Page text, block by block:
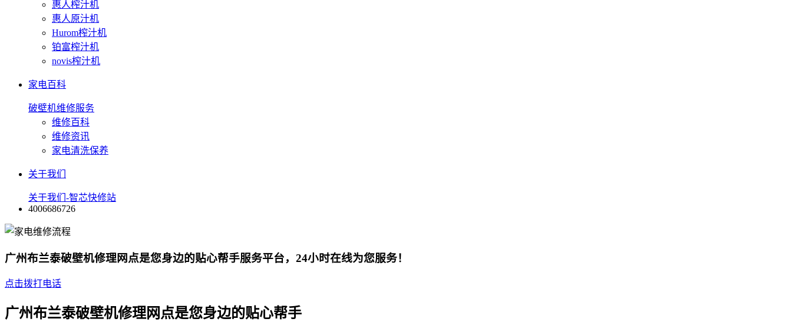
惠人榨汁机
惠人原汁机
Hurom榨汁机
铂富榨汁机
novis榨汁机
家电百科
破壁机维修服务
维修百科
维修资讯
家电清洗保养
关于我们
关于我们-智芯快修站
4006686726
广州布兰泰破壁机修理网点是您身边的贴心帮手服务平台，24小时在线为您服务！
点击拨打电话
广州布兰泰破壁机修理网点是您身边的贴心帮手